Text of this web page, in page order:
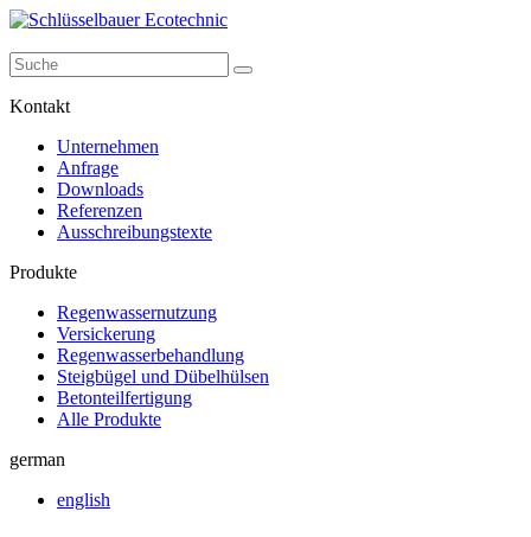
Kontakt
Unternehmen
Anfrage
Downloads
Referenzen
Ausschreibungstexte
Produkte
Regenwassernutzung
Versickerung
Regenwasserbehandlung
Steigbügel und Dübelhülsen
Betonteilfertigung
Alle Produkte
german
english